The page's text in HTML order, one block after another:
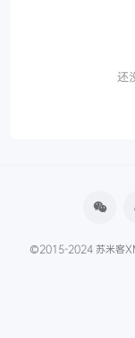
还
©2015-2024 苏米客